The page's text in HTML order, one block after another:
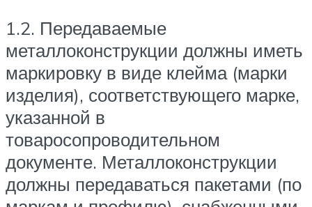
1.2. Передаваемые
металлоконструкции должны иметь
маркировку в виде клейма (марки
изделия), соответствующего марке,
указанной в
товаросопроводительном
документе. Металлоконструкции
должны передаваться пакетами (по